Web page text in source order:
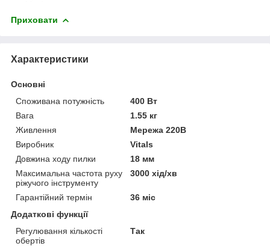
Приховати
Характеристики
Основні
Споживана потужність
400 Вт
Вага
1.55 кг
Живлення
Мережа 220В
Виробник
Vitals
Довжина ходу пилки
18 мм
Максимальна частота руху
ріжучого інструменту
3000 хід/хв
Гарантійний термін
36 міс
Додаткові функції
Регулювання кількості
обертів
Так